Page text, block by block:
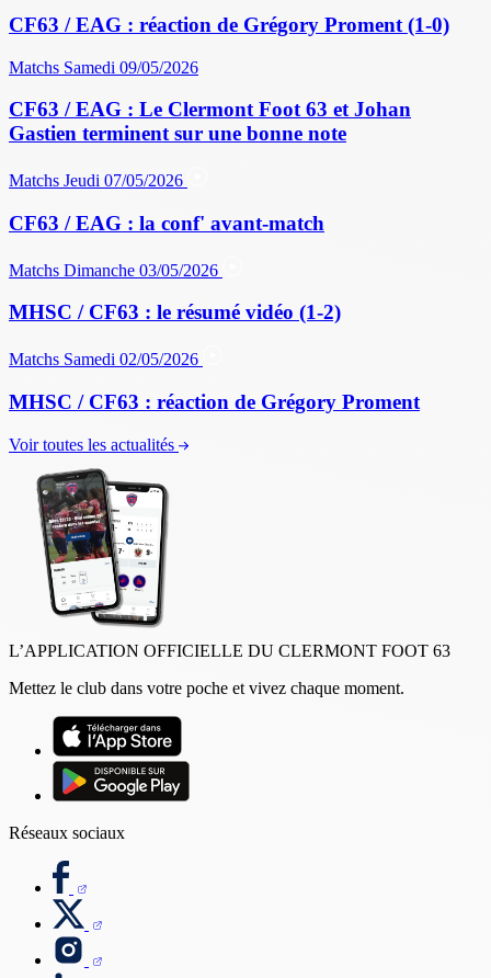
CF63 / EAG : réaction de Grégory Proment (1-0)
Matchs Samedi 09/05/2026
CF63 / EAG : Le Clermont Foot 63 et Johan
Gastien terminent sur une bonne note
Matchs Jeudi 07/05/2026
CF63 / EAG : la conf' avant-match
Matchs Dimanche 03/05/2026
MHSC / CF63 : le résumé vidéo (1-2)
Matchs Samedi 02/05/2026
MHSC / CF63 : réaction de Grégory Proment
Voir toutes les actualités
L’APPLICATION OFFICIELLE DU CLERMONT FOOT 63
Mettez le club dans votre poche et vivez chaque moment.
Réseaux sociaux